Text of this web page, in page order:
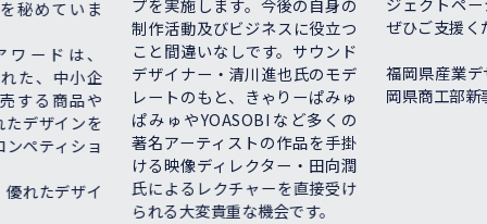
めていま
ードは、
、中小企
る商品や
ザインを
ティショ
たデザイ
プを実施します。今後の自身の
制作活動及びビジネスに役立つ
こと間違いなしです。サウンド
デザイナー・清川進也氏のモデ
レートのもと、きゃりーぱみゅ
ぱみゅやYOASOBIなど多くの
著名アーティストの作品を手掛
ける映像ディレクター・田向潤
氏によるレクチャーを直接受け
られる大変貴重な機会です。
ぜひご支援くだ
福岡県産業デ
岡県商工部新事